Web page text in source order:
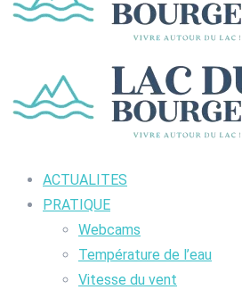
ACTUALITES
PRATIQUE
Webcams
Température de l’eau
Vitesse du vent